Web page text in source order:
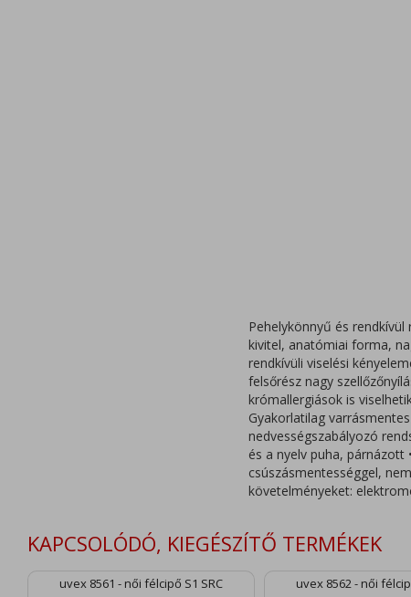
Pehelykönnyű és
kivitel, anatómiai forma,
rendkívüli viselési
felsőrész nagy
krómallergiások is
Gyakorlatilag
nedvességszabályozó
és a nyelv puha, párnázott
csúszásmentességgel,
követelményeket:
KAPCSOLÓDÓ, KIEGÉSZÍTŐ TERMÉKEK
uvex 8561 - női félcipő S1 SRC uvex 8562 - női